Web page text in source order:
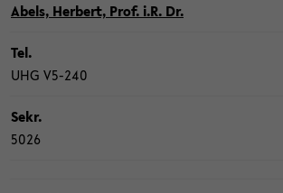
Abels, Her­bert, Prof. i.R. Dr.
Tel.
UHG V5-​240
Sekr.
5026